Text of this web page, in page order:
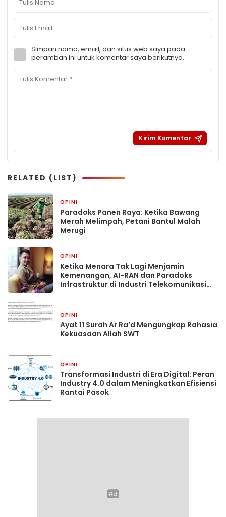
Simpan nama, email, dan situs web saya pada
peramban ini untuk komentar saya berikutnya.
RELATED (LIST)
OPINI
Paradoks Panen Raya: Ketika Bawang
Merah Melimpah, Petani Bantul Malah
Merugi
OPINI
Ketika Menara Tak Lagi Menjamin
Kemenangan, AI-RAN dan Paradoks
Infrastruktur di Industri Telekomunikasi
OPINI
Ayat 11 Surah Ar Ra’d Mengungkap Rahasia
Kekuasaan Allah SWT
OPINI
Transformasi Industri di Era Digital: Peran
Industry 4.0 dalam Meningkatkan Efisiensi
Rantai Pasok